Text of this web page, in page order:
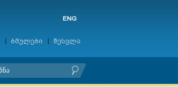
ENG
ბმულები შესვლა